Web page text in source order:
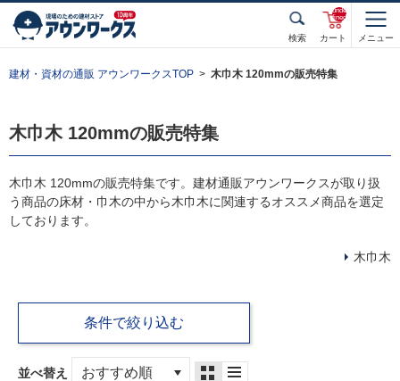
検索 カート
unde
fined
メニュー
建材・資材の通販 アウンワークスTOP 木巾木 120mmの販売特集
木巾木 120mmの販売特集
木巾木 120mmの販売特集です。建材通販アウンワークスが取り扱
う商品の床材・巾木の中から木巾木に関連するオススメ商品を選定
しております。
木巾木
条件で絞り込む
並べ替え